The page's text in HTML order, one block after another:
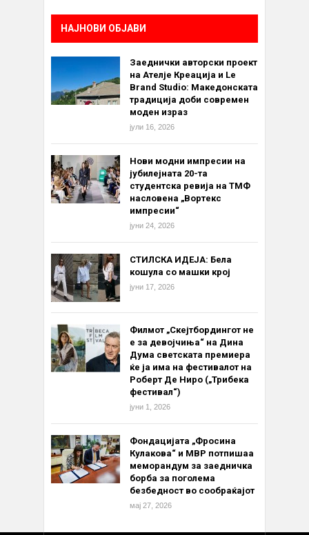
НАЈНОВИ ОБЈАВИ
Заеднички авторски проект
на Ателје Креација и Le
Brand Studio: Македонската
традиција доби современ
моден израз
јули 16, 2026
Нови модни импресии на
јубилејната 20-та
студентска ревија на ТМФ
насловена „Вортекс
импресии“
јуни 24, 2026
СТИЛСКА ИДЕЈА: Бела
кошула со машки крој
јуни 17, 2026
Филмот „Скејтбордингот не
е за девојчиња“ на Дина
Дума светската премиера
ќе ја има на фестивалот на
Роберт Де Ниро („Трибека
фестивал“)
јуни 1, 2026
Фондацијата „Фросина
Кулакова“ и МВР потпишаа
меморандум за заедничка
борба за поголема
безбедност во сообраќајот
мај 27, 2026